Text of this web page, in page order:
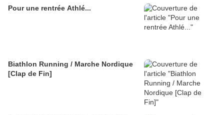
Pour une rentrée Athlé...
Biathlon Running / Marche Nordique
[Clap de Fin]